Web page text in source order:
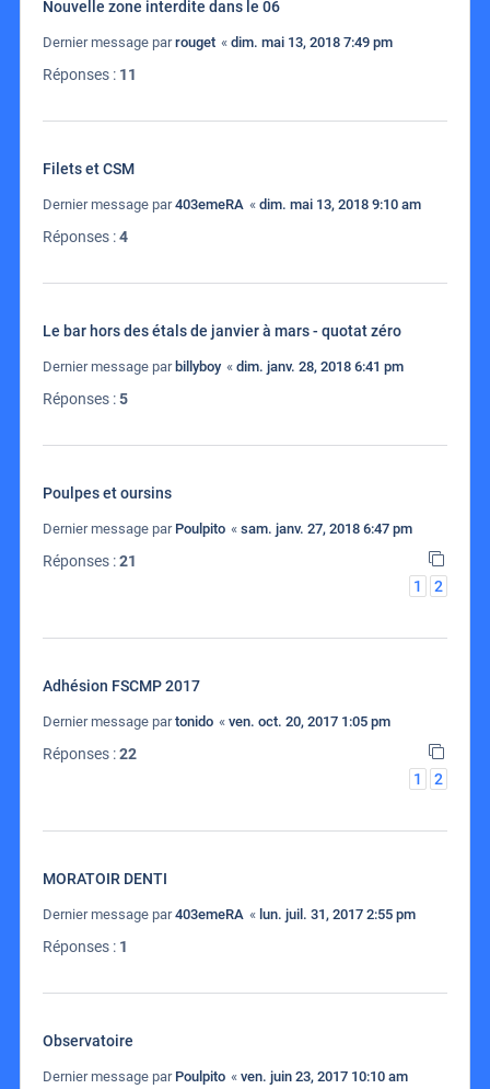
Nouvelle zone interdite dans le 06
Dernier message parrouget « dim. mai 13, 2018 7:49 pm
Réponses : 11
Filets et CSM
Dernier message par403emeRA « dim. mai 13, 2018 9:10 am
Réponses :4
Le bar hors des étals de janvier à mars - quotat zéro
Dernier message par billyboy « dim. janv. 28, 2018 6:41 pm
Réponses :5
Poulpes et oursins
Dernier message par Poulpito « sam. janv. 27, 2018 6:47 pm
Réponses :21
1
2
Adhésion FSCMP 2017
Dernier message partonido « ven. oct. 20, 2017 1:05 pm
Réponses :22
1
2
MORATOIR DENTI
Dernier message par403emeRA « lun. juil. 31, 2017 2:55 pm
Réponses : 1
Observatoire
Dernier message par Poulpito « ven. juin 23, 2017 10:10 am